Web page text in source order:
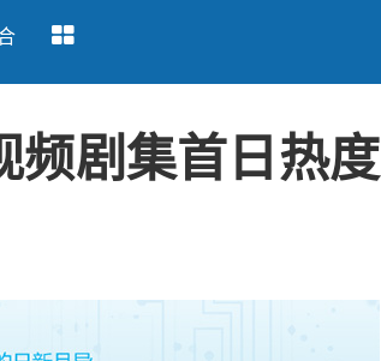
频剧集首日热度